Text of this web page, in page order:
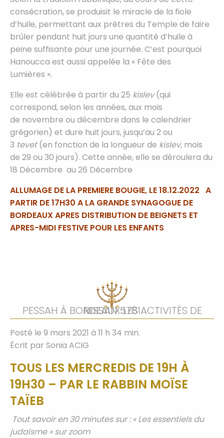
consécration, se produisit le miracle de la fiole
d’huile, permettant aux prêtres du Temple de faire
brûler pendant huit jours une quantité d’huile à
peine suffisante pour une journée. C’est pourquoi
Hanoucca est aussi appelée la « Fête des
Lumières ».
Elle est célébrée à partir du 25 kislev(qui
correspond, selon les années, aux mois
de novembre ou décembre dans le calendrier
grégorien) et dure huit jours, jusqu’au 2 ou
3 tevet(en fonction de la longueur de kislev, mois
de 29 ou 30 jours). Cette année, elle se déroulera du
18 Décembre au 26 Décembre
ALLUMAGE DE LA PREMIERE BOUGIE, LE 18.12.2022 A
PARTIR DE 17H30 A LA GRANDE SYNAGOGUE DE
BORDEAUX APRES DISTRIBUTION DE BEIGNETS ET
APRES-MIDI FESTIVE POUR LES ENFANTS
PESSAH À BORDEAUX LES ACTIVITÉS DE NISSAN 5781
Posté le 9 mars 2021 à 11 h 34 min.
Écrit par Sonia ACIG
TOUS LES MERCREDIS DE 19H À
19H30 – PAR LE RABBIN MOÏSE
TAÏEB
Tout savoir en 30 minutes sur : « Les essentiels du
judaïsme » sur zoom